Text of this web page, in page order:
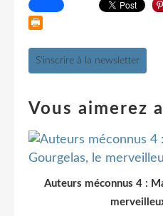
S'inscrire à la newsletter
Vous aimerez
Auteurs méconnus 4 :